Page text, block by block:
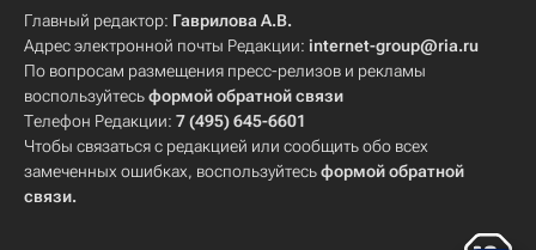
Главный редактор: Гаврилова А.В.
Адрес электронной почты Редакции: internet-group@ria.ru
По вопросам размещения пресс-релизов и рекламы
воспользуйтесьформой обратной связи
Телефон Редакции: 7 (495) 645-6601
Чтобы связаться с редакцией или сообщить обо всех
замеченных ошибках, воспользуйтесьформой обратной
связи.